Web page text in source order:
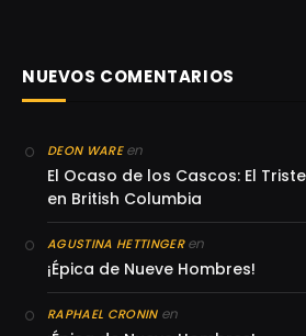
NUEVOS COMENTARIOS
DEON WAREen
El Ocaso de los Cascos: El
en British Columbia
AGUSTINA HETTINGERen
¡Épica de Nueve Hombres!
RAPHAEL CRONINen